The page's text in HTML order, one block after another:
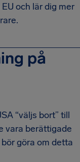
och lär dig mer
på
“väljs bort” till
vara berättigade
göra om detta